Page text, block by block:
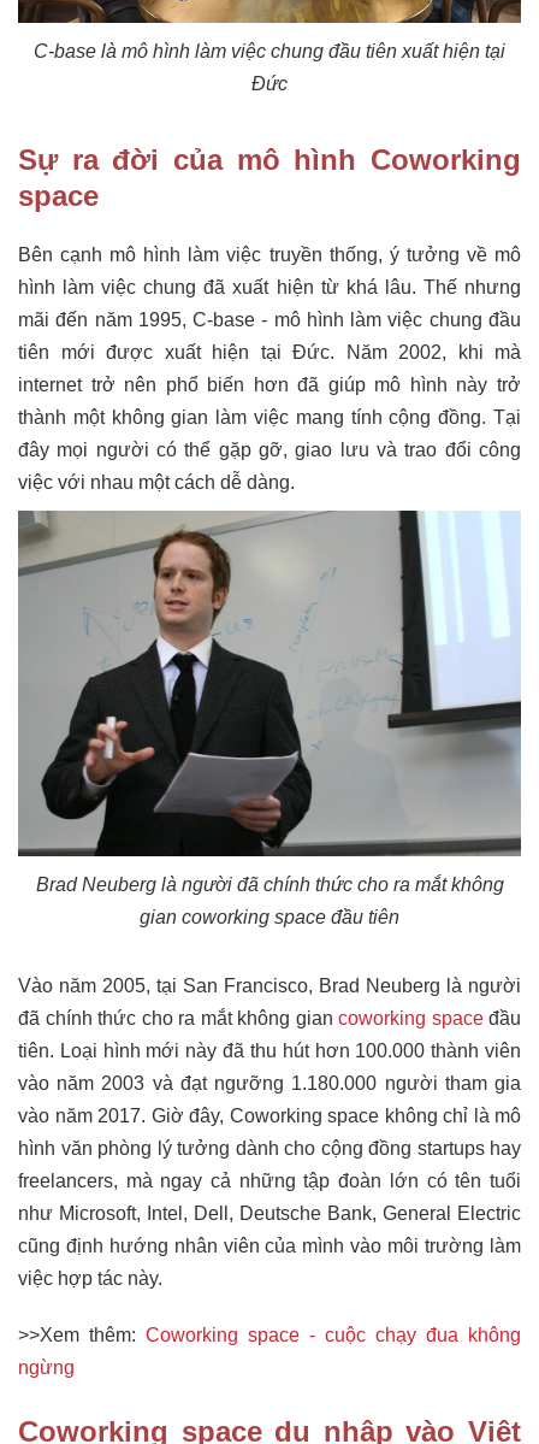
C-base là mô hình làm việc chung đầu tiên xuất hiện tại
Đức
Sự ra đời của mô hình Coworking
space
Bên cạnh mô hình làm việc truyền thống, ý tưởng về mô
hình làm việc chung đã xuất hiện từ khá lâu. Thế nhưng
mãi đến năm 1995, C-base - mô hình làm việc chung đầu
tiên mới được xuất hiện tại Đức. Năm 2002, khi mà
internet trở nên phổ biến hơn đã giúp mô hình này trở
thành một không gian làm việc mang tính cộng đồng. Tại
đây mọi người có thể gặp gỡ, giao lưu và trao đổi công
việc với nhau một cách dễ dàng.
Brad Neuberg là người đã chính thức cho ra mắt không
gian coworking space đầu tiên
Vào năm 2005, tại San Francisco, Brad Neuberg là người
đã chính thức cho ra mắt không gian coworking spaceđầu
tiên. Loại hình mới này đã thu hút hơn 100.000 thành viên
vào năm 2003 và đạt ngưỡng 1.180.000 người tham gia
vào năm 2017. Giờ đây, Coworking space không chỉ là mô
hình văn phòng lý tưởng dành cho cộng đồng startups hay
freelancers, mà ngay cả những tập đoàn lớn có tên tuổi
như Microsoft, Intel, Dell, Deutsche Bank, General Electric
cũng định hướng nhân viên của mình vào môi trường làm
việc hợp tác này.
>>Xem thêm: Coworking space - cuộc chạy đua không
ngừng
Coworking space du nhập vào Việt